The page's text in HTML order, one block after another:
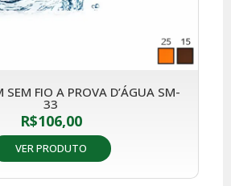
SEM FIO A PROVA D’ÁGUA SM-
33
R$106,00
VER PRODUTO